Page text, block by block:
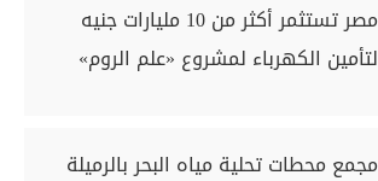
مصر تستثمر أكثر من 10 مليارات جنيه
لتأمين الكهرباء لمشروع «علم الروم»
مجمع محطات تحلية مياه البحر بالرميلة